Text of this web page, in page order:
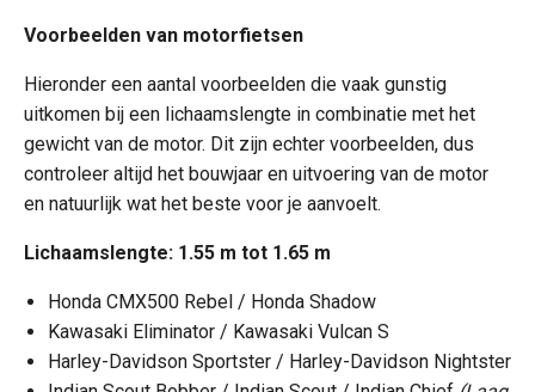
Voorbeelden van motorfietsen
Hieronder een aantal voorbeelden die vaak gunstig
uitkomen bij een lichaamslengte in combinatie met het
gewicht van de motor. Dit zijn echter voorbeelden, dus
controleer altijd het bouwjaar en uitvoering van de motor
en natuurlijk wat het beste voor je aanvoelt.
Lichaamslengte: 1.55 m tot 1.65 m
Honda CMX500 Rebel / Honda Shadow
Kawasaki Eliminator / Kawasaki Vulcan S
Harley-Davidson Sportster / Harley-Davidson Nightster